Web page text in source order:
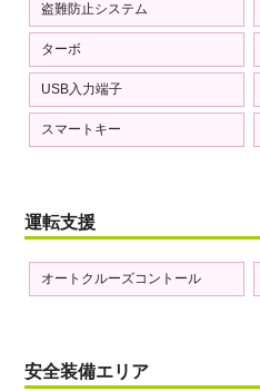
盗難防止システム
ターボ
USB入力端子
スマートキー
運転支援
オートクルーズコントール
安全装備エリア